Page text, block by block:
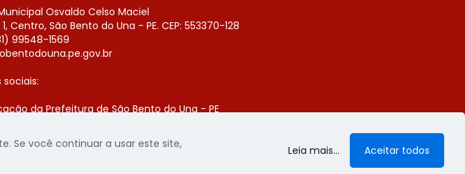
Municipal Osvaldo Celso Maciel
Centro, São Bento do Una - PE. CEP: 553370-128
99548-1569
da Prefeitura de São Bento do Una - PE
LumusWeb - Agência Digital
Se você continuar a usar este site,
Leia mais... Aceitar todos